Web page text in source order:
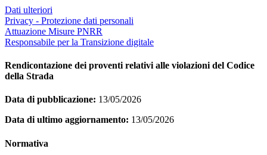
Dati ulteriori
Privacy - Protezione dati personali
Attuazione Misure PNRR
Responsabile per la Transizione digitale
Rendicontazione dei proventi relativi alle violazioni del Codice
della Strada
Data di pubblicazione: 13/05/2026
Data di ultimo aggiornamento: 13/05/2026
Normativa